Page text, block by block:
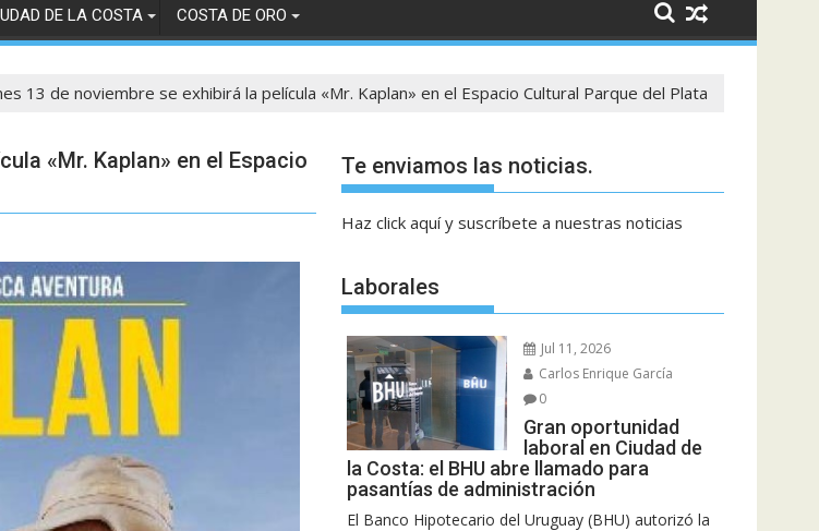
DE LA COSTA COSTA DE ORO
13 de noviembre se exhibirá la película «Mr. Kaplan» en el Espacio Cultural Parque del Plata
«Mr. Kaplan» en el Espacio
Te enviamos las noticias.
Haz click aquí y suscríbete a nuestras noticias
Laborales
Jul 11, 2026
Carlos Enrique García
0
Gran oportunidad
laboral en Ciudad de
la Costa: el BHU abre llamado para
pasantías de administración
El Banco Hipotecario del Uruguay (BHU) autorizó la